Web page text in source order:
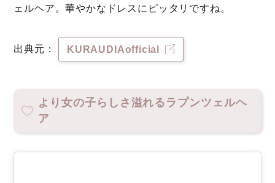
ェルヘア。華やかなドレスにピッタリですね。
出典元： KURAUDIAofficial
より女の子らしさ溢れるラプンツェルヘ
ア